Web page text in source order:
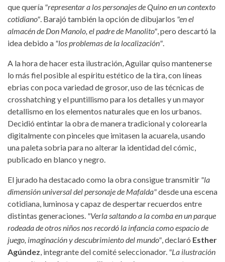
que quería "representar a los personajes de Quino en un contexto
cotidiano". Barajó también la opción de dibujarlos "en el
almacén de Don Manolo, el padre de Manolito", pero descartó la
idea debido a "los problemas de la localización".
A la hora de hacer esta ilustración, Aguilar quiso mantenerse
lo más fiel posible al espíritu estético de la tira, con líneas
ebrias con poca variedad de grosor, uso de las técnicas de
crosshatching y el puntillismo para los detalles y un mayor
detallismo en los elementos naturales que en los urbanos.
Decidió entintar la obra de manera tradicional y colorearla
digitalmente con pinceles que imitasen la acuarela, usando
una paleta sobria para no alterar la identidad del cómic,
publicado en blanco y negro.
El jurado ha destacado como la obra consigue transmitir "la
dimensión universal del personaje de Mafalda"desde una escena
cotidiana, luminosa y capaz de despertar recuerdos entre
distintas generaciones. "Verla saltando a la comba en un parque
rodeada de otros niños nos recordó la infancia como espacio de
juego, imaginación y descubrimiento del mundo", declaró Esther
Agúndez, integrante del comité seleccionador. "La ilustración